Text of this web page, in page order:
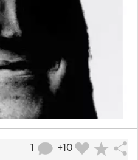
+10
1